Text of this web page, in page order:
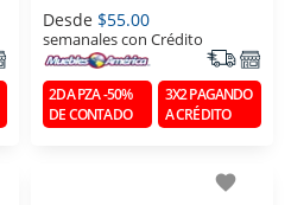
Desde $55.00
semanales con Crédito
2DA PZA -50%
DE CONTADO
3X2 PAGANDO
A CRÉDITO
favorite